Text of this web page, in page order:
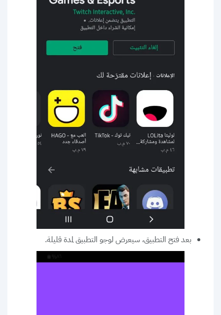
بعد فتح التطبيق، سيعرض لوجو التطبيق لمدة قليلة.